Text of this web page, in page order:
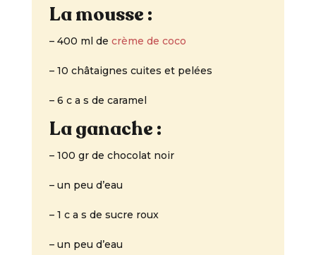
La mousse :
– 400 ml de crème de coco
– 10 châtaignes cuites et pelées
– 6 c a s de caramel
La ganache :
– 100 gr de chocolat noir
– un peu d’eau
– 1 c a s de sucre roux
– un peu d’eau